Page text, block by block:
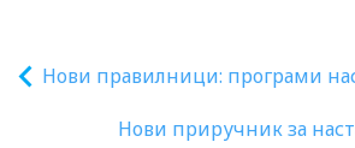
Нови правилници: програми
разред гимназије; измене
Нови приручник за